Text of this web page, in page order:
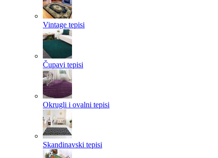
Vintage tepisi
Čupavi tepisi
Okrugli i ovalni tepisi
Skandinavski tepisi